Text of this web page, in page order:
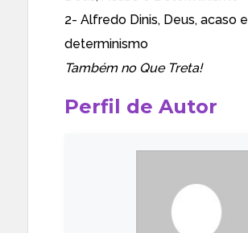
2- Alfredo Dinis, Deus, acaso e
determinismo
Também no Que Treta!
Perfil de Autor